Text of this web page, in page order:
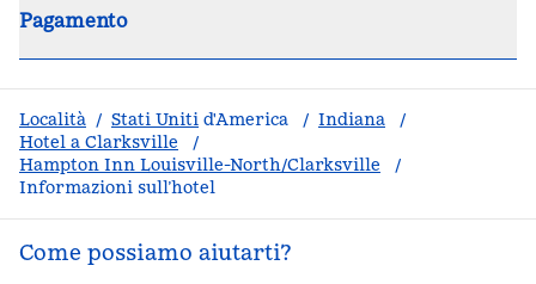
Pagamento
Località / Stati Uniti d'America / Indiana
/
Hotel a Clarksville
/
Hampton Inn Louisville-North/Clarksville
/
Informazioni sull’hotel
Come possiamo aiutarti?